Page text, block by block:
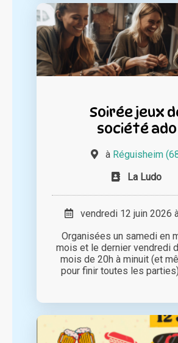
Soirée jeux
société ado
à Réguisheim
La Ludo
vendredi 12 juin 2026
Organisées un samedi en
mois et le dernier vendredi
mois de 20h à minuit (et
pour finir toutes les